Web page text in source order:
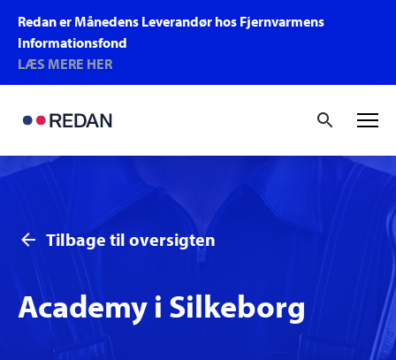
Redan er Månedens Leverandør hos Fjernvarmens
Informationsfond
LÆS MERE HER
Tilbage til oversigten
Academy i Silkeborg